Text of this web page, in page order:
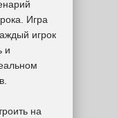
Игра
игрок
и
на